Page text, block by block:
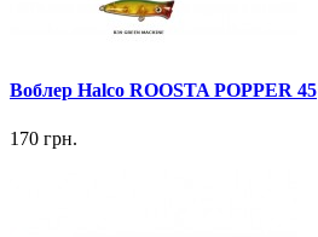
Воблер Halco ROOSTA POPPER 45
170 грн.